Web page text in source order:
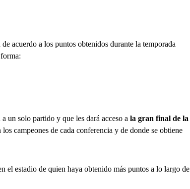
acuerdo a los puntos obtenidos durante la temporada
a un solo partido y que les dará acceso a la gran final de la
los campeones de cada conferencia y de donde se obtiene
el estadio de quien haya obtenido más puntos a lo largo de